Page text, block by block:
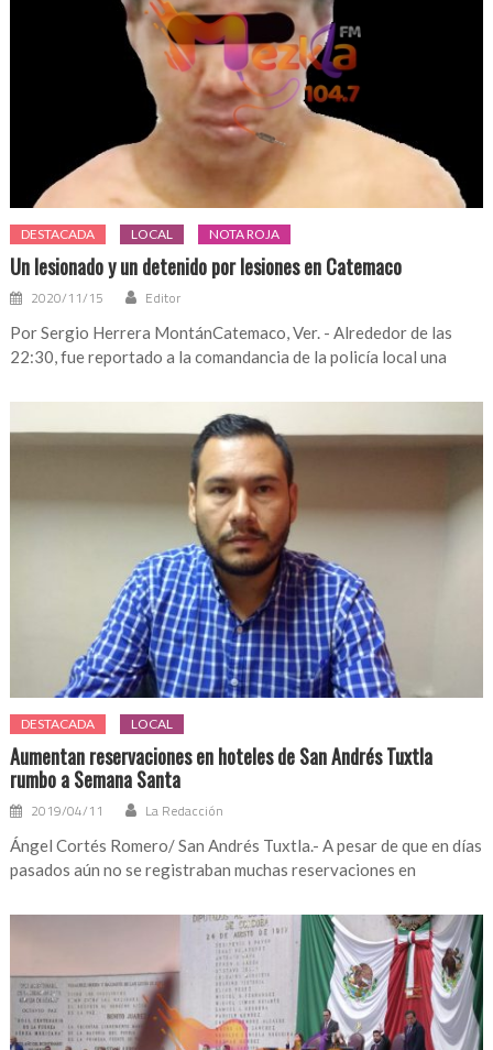
DESTACADA LOCAL NOTA ROJA
Un lesionado y un detenido por lesiones en Catemaco
2020/11/15 Editor
Por Sergio Herrera MontánCatemaco, Ver. - Alrededor de las
22:30, fue reportado a la comandancia de la policía local una
DESTACADA LOCAL
Aumentan reservaciones en hoteles de San Andrés Tuxtla
rumbo a Semana Santa
2019/04/11 La Redacción
Ángel Cortés Romero/ San Andrés Tuxtla.- A pesar de que en días
pasados aún no se registraban muchas reservaciones en